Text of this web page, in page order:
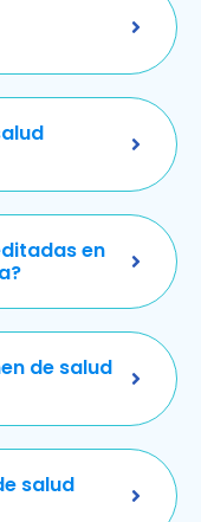
en
de salud
salud